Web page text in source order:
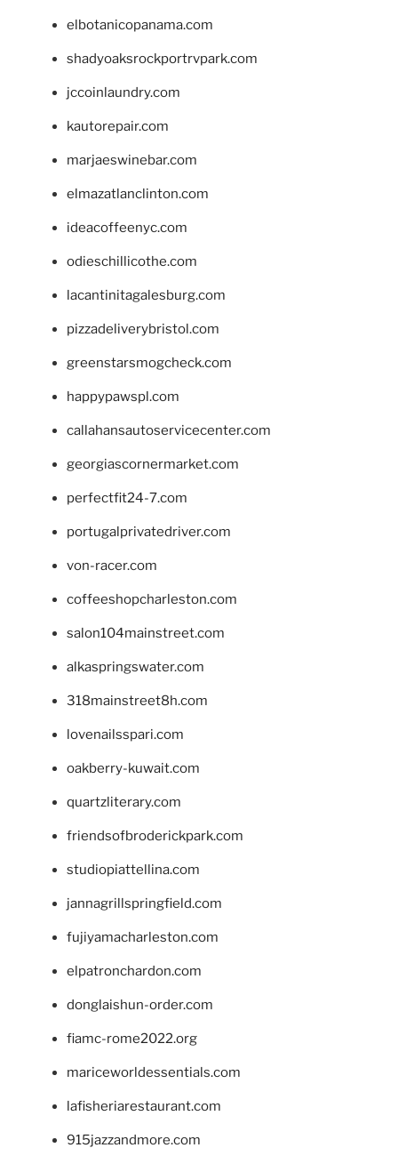
elbotanicopanama.com
shadyoaksrockportrvpark.com
jccoinlaundry.com
kautorepair.com
marjaeswinebar.com
elmazatlanclinton.com
ideacoffeenyc.com
odieschillicothe.com
lacantinitagalesburg.com
pizzadeliverybristol.com
greenstarsmogcheck.com
happypawspl.com
callahansautoservicecenter.com
georgiascornermarket.com
perfectfit24-7.com
portugalprivatedriver.com
von-racer.com
coffeeshopcharleston.com
salon104mainstreet.com
alkaspringswater.com
318mainstreet8h.com
lovenailsspari.com
oakberry-kuwait.com
quartzliterary.com
friendsofbroderickpark.com
studiopiattellina.com
jannagrillspringfield.com
fujiyamacharleston.com
elpatronchardon.com
donglaishun-order.com
fiamc-rome2022.org
mariceworldessentials.com
lafisheriarestaurant.com
915jazzandmore.com